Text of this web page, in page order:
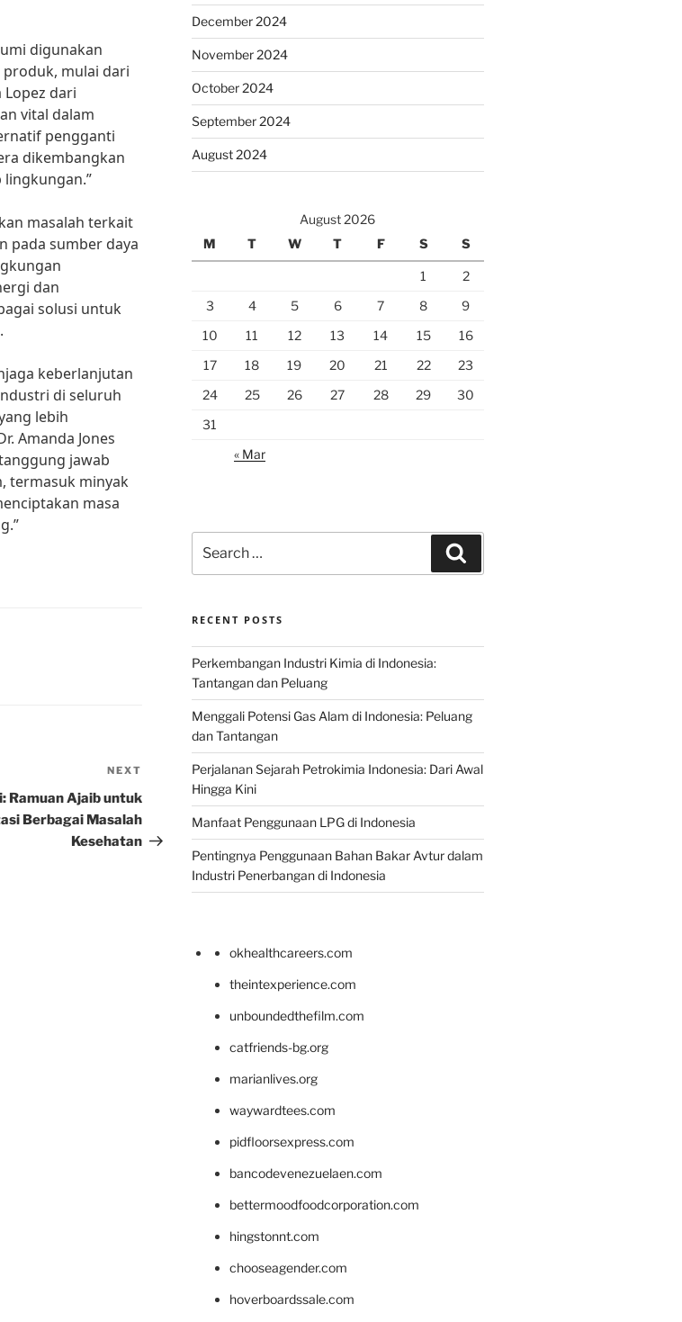
digunakan
mulai dari
dari
vital dalam
pengganti
dikembangkan
masalah terkait
pada sumber daya
dan
solusi untuk
keberlanjutan
di seluruh
lebih
Amanda Jones
jawab
termasuk minyak
masa
Post
NEXT
Ramuan Ajaib untuk
Berbagai Masalah
Kesehatan
December 2024
November 2024
October 2024
September 2024
August 2024
August 2026
M
T W T F S S
1
2
3
4 5 6 7 8
9
10
11 12 13 14 15
16
17
18 19 20 21 22
23
24
25 26 27 28 29
30
31
« Mar
for:
RECENT POSTS
Perkembangan Industri Kimia di Indonesia:
Tantangan dan Peluang
Menggali Potensi Gas Alam di Indonesia: Peluang
dan Tantangan
Perjalanan Sejarah Petrokimia Indonesia: Dari Awal
Hingga Kini
Manfaat Penggunaan LPG di Indonesia
Pentingnya Penggunaan Bahan Bakar Avtur dalam
Industri Penerbangan di Indonesia
okhealthcareers.com
theintexperience.com
unboundedthefilm.com
catfriends-bg.org
marianlives.org
waywardtees.com
pidfloorsexpress.com
bancodevenezuelaen.com
bettermoodfoodcorporation.com
hingstonnt.com
chooseagender.com
hoverboardssale.com